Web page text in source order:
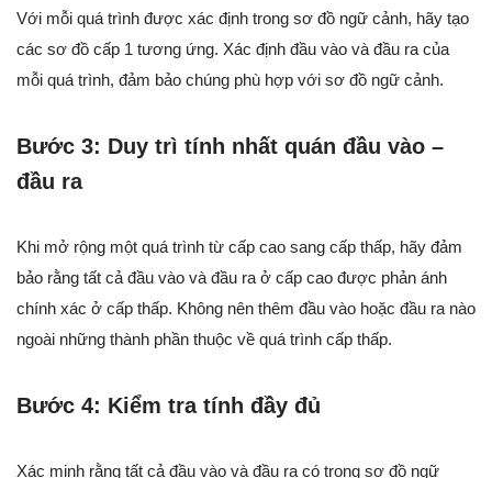
Với mỗi quá trình được xác định trong sơ đồ ngữ cảnh, hãy tạo
các sơ đồ cấp 1 tương ứng. Xác định đầu vào và đầu ra của
mỗi quá trình, đảm bảo chúng phù hợp với sơ đồ ngữ cảnh.
Bước 3: Duy trì tính nhất quán đầu vào –
đầu ra
Khi mở rộng một quá trình từ cấp cao sang cấp thấp, hãy đảm
bảo rằng tất cả đầu vào và đầu ra ở cấp cao được phản ánh
chính xác ở cấp thấp. Không nên thêm đầu vào hoặc đầu ra nào
ngoài những thành phần thuộc về quá trình cấp thấp.
Bước 4: Kiểm tra tính đầy đủ
Xác minh rằng tất cả đầu vào và đầu ra có trong sơ đồ ngữ